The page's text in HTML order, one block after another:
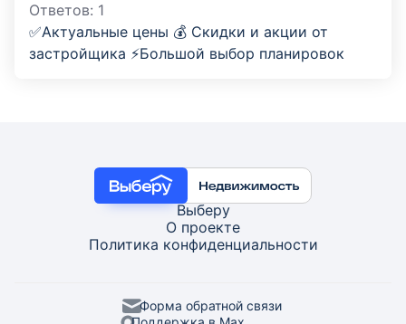
Ответов: 1
✅Актуальные цены 💰 Скидки и акции от
застройщика ⚡Большой выбор планировок
Выберу
О проекте
Политика конфиденциальности
Форма обратной связи